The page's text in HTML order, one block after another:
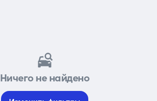
Ничего не найдено